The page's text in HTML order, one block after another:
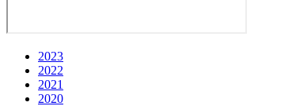
2023
2022
2021
2020